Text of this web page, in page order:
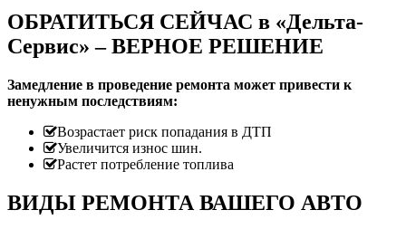
ОБРАТИТЬСЯ СЕЙЧАС в «Дельта-
Сервис» – ВЕРНОЕ РЕШЕНИЕ
Замедление в проведение ремонта может привести к
ненужным последствиям:
Возрастает риск попадания в ДТП
Увеличится износ шин.
Растет потребление топлива
ВИДЫ РЕМОНТА ВАШЕГО АВТО